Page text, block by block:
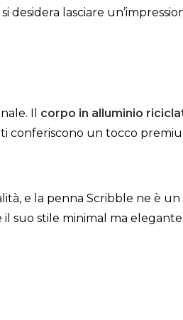
lasciare
Il corpo in alluminio
conferiscono un tocco
e la penna Scribble ne è
suo stile minimal ma